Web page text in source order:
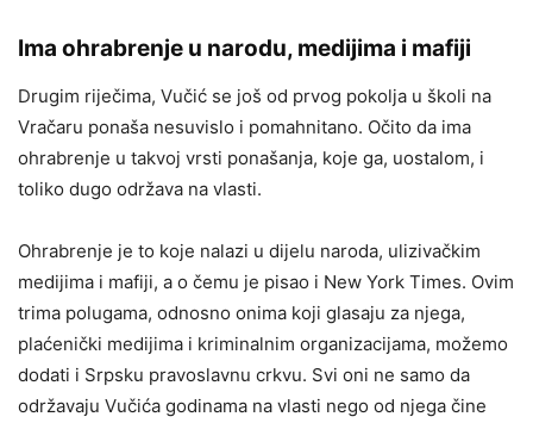
Ima ohrabrenje u narodu, medijima i mafiji
Drugim riječima, Vučić se još od prvog pokolja u školi na
Vračaru ponaša nesuvislo i pomahnitano. Očito da ima
ohrabrenje u takvoj vrsti ponašanja, koje ga, uostalom, i
toliko dugo održava na vlasti.
Ohrabrenje je to koje nalazi u dijelu naroda, ulizivačkim
medijima i mafiji, a o čemu je pisao i New York Times. Ovim
trima polugama, odnosno onima koji glasaju za njega,
plaćenički medijima i kriminalnim organizacijama, možemo
dodati i Srpsku pravoslavnu crkvu. Svi oni ne samo da
održavaju Vučića godinama na vlasti nego od njega čine